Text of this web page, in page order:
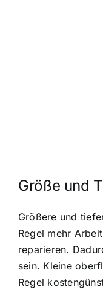
Größe und
Größere und
Regel mehr
reparieren.
sein. Kleine
Regel